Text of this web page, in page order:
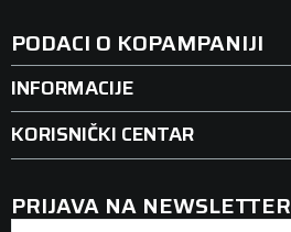
PODACI O KOPAMPANIJI
INFORMACIJE
KORISNIČKI CENTAR
PRIJAVA NA NEWSLETTER